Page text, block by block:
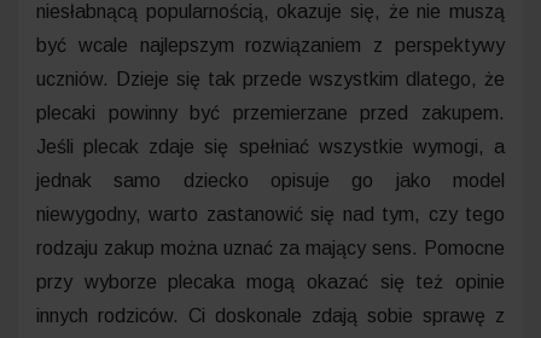
niesłabnącą popularnością, okazuje się, że nie muszą
być wcale najlepszym rozwiązaniem z perspektywy
uczniów. Dzieje się tak przede wszystkim dlatego, że
plecaki powinny być przemierzane przed zakupem.
Jeśli plecak zdaje się spełniać wszystkie wymogi, a
jednak samo dziecko opisuje go jako model
niewygodny, warto zastanowić się nad tym, czy tego
rodzaju zakup można uznać za mający sens. Pomocne
przy wyborze plecaka mogą okazać się też opinie
innych rodziców. Ci doskonale zdają sobie sprawę z